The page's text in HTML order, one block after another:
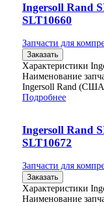
Ingersoll Rand
SLT10660
Запчасти для
Заказать
Характеристики
Наименование
Ingersoll Rand
Подробнее
Ingersoll Rand
SLT10672
Запчасти для
Заказать
Характеристики
Наименование